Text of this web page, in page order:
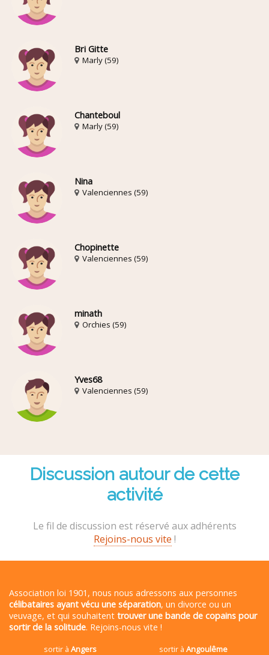
Bri Gitte
Marly (59)
Chanteboul
Marly (59)
Nina
Valenciennes (59)
Chopinette
Valenciennes (59)
minath
Orchies (59)
Yves68
Valenciennes (59)
Discussion autour de cette
activité
Le fil de discussion est réservé aux adhérents
Rejoins-nous vite !
Association loi 1901, nous nous adressons aux personnes
célibataires ayant vécu une séparation, un divorce ou un
veuvage, et qui souhaitent trouver une bande de copains pour
sortir de la solitude. Rejoins-nous vite !
sortir àAngers sortir àAngoulême